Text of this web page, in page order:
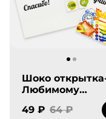
Шоко
Любимому
учителю.
спасибо!
49 ₽ 64 ₽